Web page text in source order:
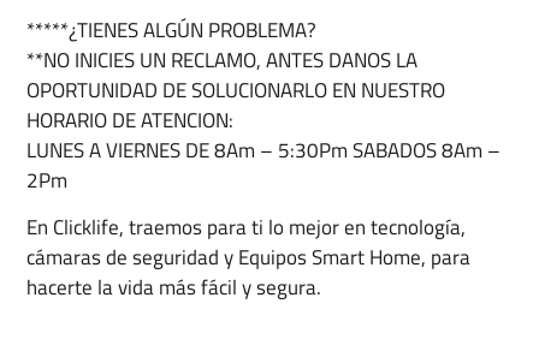
*****¿TIENES ALGÚN PROBLEMA?
**NO INICIES UN RECLAMO, ANTES DANOS LA
OPORTUNIDAD DE SOLUCIONARLO EN NUESTRO
HORARIO DE ATENCION:
LUNES A VIERNES DE 8Am – 5:30Pm SABADOS 8Am –
2Pm
En Clicklife, traemos para ti lo mejor en tecnología,
cámaras de seguridad y Equipos Smart Home, para
hacerte la vida más fácil y segura.